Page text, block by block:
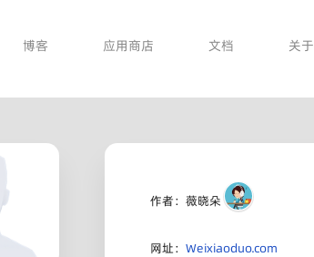
博客 应用商店 文档 关于
作者：薇晓朵
网址： Weixiaoduo.com